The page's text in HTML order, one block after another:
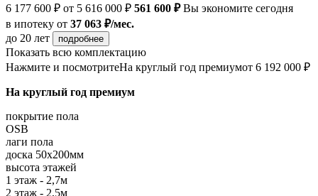
6 177 600 ₽ от 5 616 000 ₽ 561 600 ₽Вы экономите сегодня
в ипотеку от 37 063 ₽/мес.
до 20 лет
подробнее
Показать всю комплектацию
Нажмите и посмотритеНа круглый год премиумот 6 192 000 ₽
На круглый год премиум
покрытие пола
OSB
лаги пола
доска 50х200мм
высота этажей
1 этаж - 2,7м
2 этаж - 2,5м